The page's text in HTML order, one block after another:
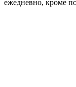
ежедневно, кроме